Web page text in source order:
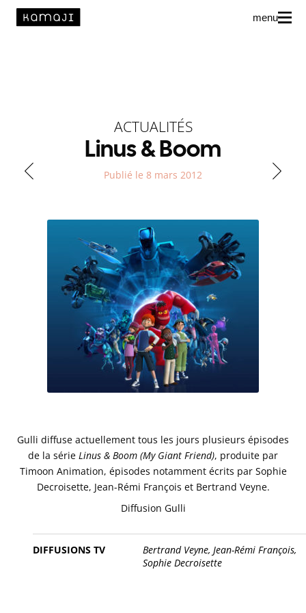
Auteur·rice·s
menu
ACTUALITÉS
Linus & Boom
Publié le 8 mars 2012
Gulli diffuse actuellement tous les jours plusieurs épisodes
de la série Linus & Boom (My Giant Friend), produite par
Timoon Animation, épisodes notamment écrits par Sophie
Decroisette, Jean-Rémi François et Bertrand Veyne.
Diffusion Gulli
DIFFUSIONS TV Bertrand Veyne, Jean-Rémi François,
Sophie Decroisette